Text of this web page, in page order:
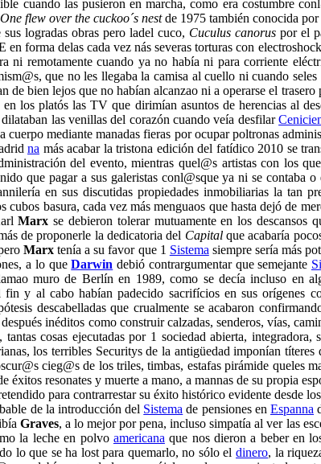
cuando las pusieron en marcha, como era costumbre
One flew over the cuckoo´s nestde 1975 también conocida
logradas obras pero ladel cuco, Cuculus canorus por el
forma delas cada vez nás severas torturas con
ni remotamente cuando ya no había ni para corriente
que no les llegaba la camisa al cuello ni cuando
de bien lejos que no habían alcanzao ni a operarse el
los platós las TV que dirimían asuntos de herencias al
dilataban las venillas del corazón cuando veía desfilar
cuerpo mediante manadas fieras por ocupar poltronas
na más acabar la tristona edición del fatídico 2010 se
del evento, mientras quel@s artistas con los
que pagar a sus galeristas conl@sque ya ni se contaba
en sus discutidas propiedades inmobiliarias la tan
cubos basura, cada vez más menguaos que hasta dejó de
Marx se debieron tolerar mutuamente en los descansos
de proponerle la dedicatoria del Capitalque acabaría
Marxtenía a su favor que 1 Sistema siempre sería más
a lo queDarwin debió contrargumentar que semejante
muro de Berlín en 1989, como se decía incluso en
fin y al cabo habían padecido sacrifícios en sus orígenes
descabelladas que crualmente se acabaron
inéditos como construir calzadas, senderos, vías,
tantas cosas ejecutadas por 1 sociedad abierta,
los terribles Securitys de la antigüedad imponían
cieg@s de los triles, timbas, estafas pirámide queles
éxitos resonates y muerte a mano, a mannas de su propia
para contrarrestar su éxito histórico evidente desde
de la introducción del Sistema de pensiones en Espanna
Graves, a lo mejor por pena, incluso simpatía al ver las
la leche en polvo americana que nos dieron a beber en
lo que se ha lost para quemarlo, no sólo el dinero, la